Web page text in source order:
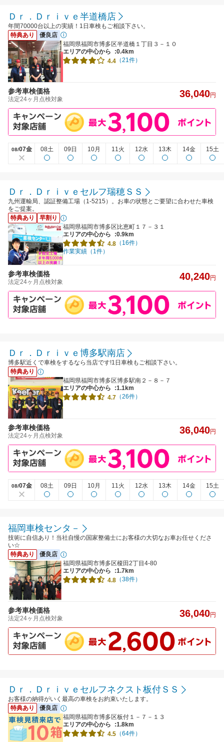
Ｄｒ．Ｄｒｉｖｅ半道橋店
年間70000台以上の実績！1日車検もご相談下さい。
特典あり
優良店
福岡県福岡市博多区半道橋１丁目３－１０
エリアの中心から
:0.4km
4.4 （21件）
参考車検価格
法定24ヶ月点検対象 36,040円
08/07金 08土 09日 10月 11火 12水 13木 14金 15土
Ｄｒ．Ｄｒｉｖｅセルフ瑞穂ＳＳ
九州運輸局、認証整備工場（1-5215）。お車の状態とご要望に合わせた車検
をご提案。
特典あり
早割り
福岡県福岡市博多区比恵町１７－３１
エリアの中心から
:0.9km
4.8 （16件）
作業実績（1件）
参考車検価格
法定24ヶ月点検対象 40,240円
Ｄｒ．Ｄｒｉｖｅ博多駅南店
博多駅近くで車検をするなら当店です!1日車検もご相談下さい。
特典あり
福岡県福岡市博多区博多駅南２－８－７
エリアの中心から
:1.1km
4.7 （26件）
参考車検価格
法定24ヶ月点検対象 36,040円
08/07金 08土 09日 10月 11火 12水 13木 14金 15土
福岡車検センタ－
技術に自信あり！当社自慢の国家整備士にお客様の大切なお車お任せくださ
い☆
特典あり
優良店
福岡県福岡市博多区榎田2丁目4-80
エリアの中心から
:1.7km
4.8 （38件）
参考車検価格
法定24ヶ月点検対象 36,040円
Ｄｒ．Ｄｒｉｖｅセルフネクスト板付ＳＳ
お客様の納得がいく最高の車検をお約束いたします。
特典あり
優良店
福岡県福岡市博多区板付１－７－１３
エリアの中心から
:1.8km
4.5 （64件）